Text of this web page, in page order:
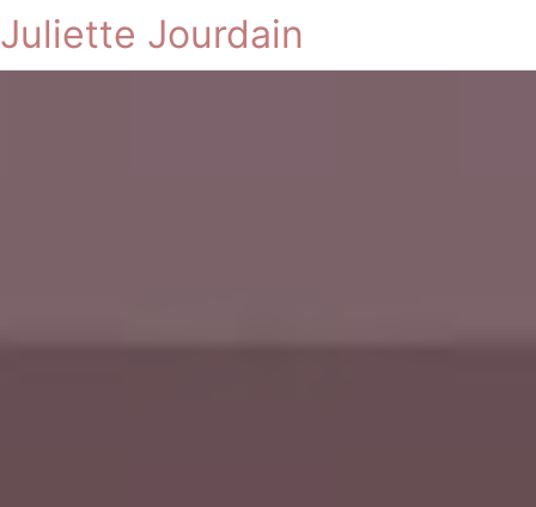
Juliette Jourdain